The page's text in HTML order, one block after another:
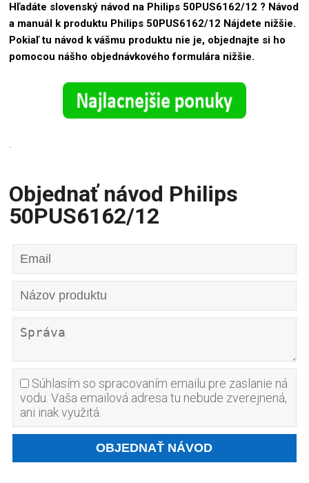
Hľadáte slovenský návod na Philips 50PUS6162/12 ? Návod
a manuál k produktu Philips 50PUS6162/12 Nájdete nižšie.
Pokiaľ tu návod k vášmu produktu nie je, objednajte si ho
pomocou nášho objednávkového formulára nižšie.
.
Objednať návod Philips
50PUS6162/12
Súhlasím so spracovaním emailu pre zaslanie ná
vodu. Vaša emailová adresa tu nebude zverejnená,
ani inak využitá.